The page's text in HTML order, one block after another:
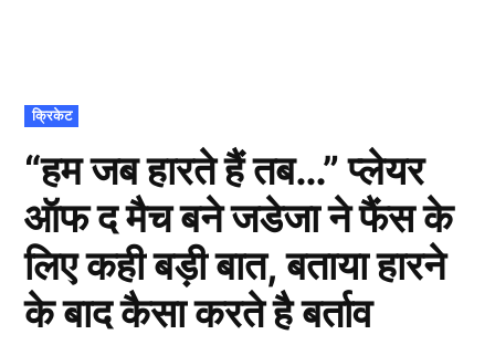
POSTED
IN
क्रिकेट
“हम जब हारते हैं तब…” प्लेयर
ऑफ द मैच बने जडेजा ने फैंस के
लिए कही बड़ी बात, बताया हारने
के बाद कैसा करते है बर्ताव